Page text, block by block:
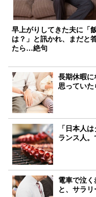
早上がりしてきた夫に「
は？」と訊かれ、まだと
たら…絶句
長期休暇に
思ってい
「日本人
ランス人。
電車で泣
と、サラ